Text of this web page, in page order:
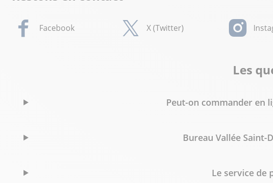
Facebook X (Twitter)
Les
Peut-on commander en
Bureau Vallée Saint-
Le service de